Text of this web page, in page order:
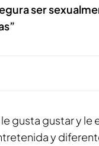
ser
le gusta gustar y le
y